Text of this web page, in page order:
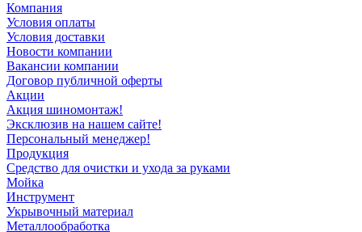
Компания
Условия оплаты
Условия доставки
Новости компании
Вакансии компании
Договор публичной оферты
Акции
Акция шиномонтаж!
Эксклюзив на нашем сайте!
Персональный менеджер!
Продукция
Средство для очистки и ухода за руками
Мойка
Инструмент
Укрывочный материал
Металлообработка